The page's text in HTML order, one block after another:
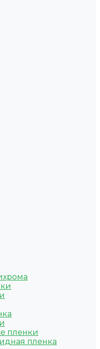
пленки
пленка